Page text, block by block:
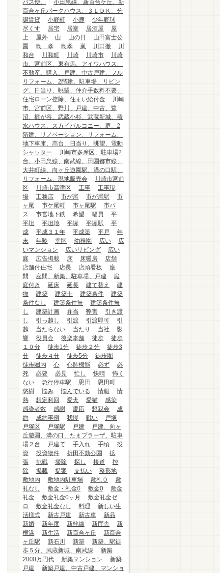
バス便、
小田急線、新百合ケ丘、新
百合ヶ丘パークハウス、３ＬＤＫ、分
譲賃貸
小野町 小鹿
少年野球
尽くす
居宅 居室 居酒屋
屋
上
屋外 山 山の日
山田富士公
園
島 孝 島孝 嵐 川口徹
川
和台
川和町 川崎 川崎市
川崎
市、宮前区、東有馬、アイワハウス、
不動産、購入、戸建、中古戸建、フル
リフォーム、2階建、駐車場、リビン
グ、日当り、眺望、仲介手数料不要、
住宅ローン控除、住まい給付金
川崎
市、宮前区、野川、戸建、中古、鷺
沼、梶が谷、武蔵小杉、武蔵新城、積
水ハウス、スカイバルコニー、庭、2
階建、リノベーション、リフォーム、
地下車庫、高台、日当り、眺望、電動
シャッター
川崎市多摩区、駐車場2
台、小田急線、南武線、田園都市線、
大井町線、向ヶ丘遊園駅、溝の口駅、
リフォーム、現地販売会
川崎市宮前
区
川崎市高津区 工事
工事現
場
工務店 市が尾 市が尾駅
市
ヶ尾
市ケ尾町 市ヶ尾駅
市バ
ス
市営地下鉄 希望 幅員
平
平坦
平坦地 平塚 平塚駅
平
成
平成３１年 平成築 平戸
年
末
年齢 幸区 幼稚園 広い
広
いマンション
広いリビング
広い
庭
広告掲載 床 床暖房
店舗
店舗付住宅
店長 店頭看板
座
間
座間、新築、駐車場、戸建
庭
庭付き
延床 延長 建て替え
建
物
建築 建築士 建築条件
建築
条件なし
建築条件無
建築条件無
し
建築計画 弁当 弊害
引き渡
し
引っ越し 引渡 引渡即可
引
越
当たらない 当たり 当社
影
響
役員会 後楽本舗 徒歩
徒歩
１０分
徒歩1分 徒歩２分
徒歩3
分
徒歩４分 徒歩5分
徒歩圏
徒歩圏内
心 心肺機能 必ず
必
死
必要 必見 忙し 快晴
怖く
ない
急行停車駅 恩田
恩田町
悠樹
悩み 悩んでいる 情報
情
熱
想定利回 愛犬 愛猫
感染
感染者数
感謝 慶応 懇親会
成
約
成約事例 我慢 戦い
戸塚
戸塚区
戸塚駅 戸建
戸建、向ヶ
丘遊園、溝の口、たまプラーザ、駐車
場２台
戸建て 手入れ 手頃
投
資
投資物件 折田不動公園
拡
張
挑戦 掃除 探し 接道
控
除
掲載 提案 支払い
整形地
敷地内
敷地内駐車場 敷礼０
敷
礼なし
敷金・礼金0 敷金0
敷金
礼金
敷金礼金0ヶ月
敷金礼金ゼ
ロ
敷金礼金なし 料理
新しい生
活様式
新古戸建 新古車
新品
新婚
新年度 新幹線 新庁舎
新
横浜
新生活 新百合ヶ丘
新百合
ヶ丘駅
新石川 新築
新築、駅徒
歩５分、武蔵新城、南武線
新築
2000万円代
新築マンション
新築
戸建
新築戸建、中古戸建、マンショ